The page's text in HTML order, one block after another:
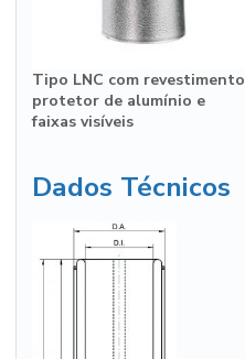
Tipo LNC com revestimento
protetor de alumínio e
faixas visíveis
Dados Técnicos